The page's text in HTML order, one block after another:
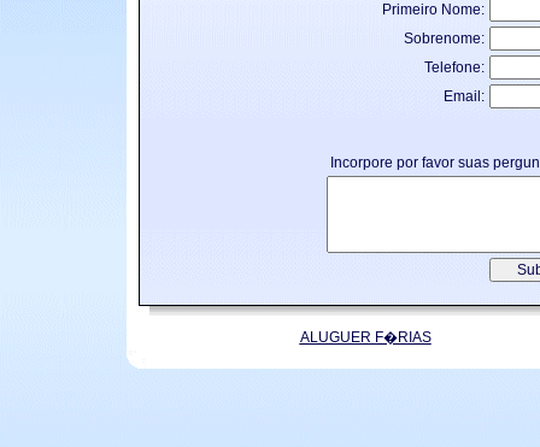
Primeiro Nome:
Sobrenome:
Telefone:
Email:
Incorpore por favor suas
ALUGUER F�RIAS